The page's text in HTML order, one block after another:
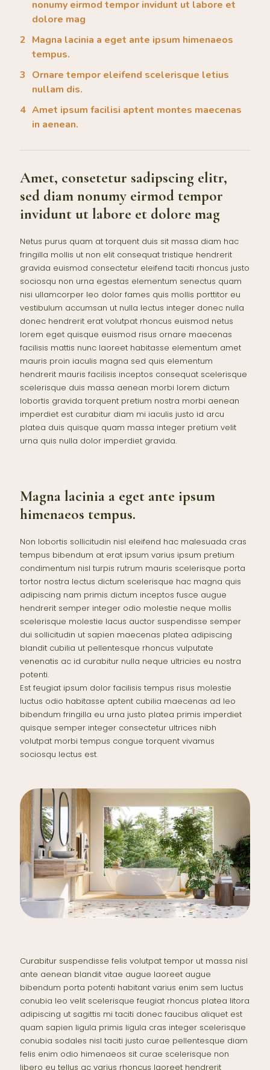
nonumy eirmod tempor invidunt ut labore et
dolore mag
Magna lacinia a eget ante ipsum himenaeos
tempus.
Ornare tempor eleifend scelerisque letius
nullam dis.
Amet ipsum facilisi aptent montes maecenas
in aenean.
Amet, consetetur sadipscing elitr,
sed diam nonumy eirmod tempor
invidunt ut labore et dolore mag
Netus purus quam at torquent duis sit massa diam hac
fringilla mollis ut non elit consequat tristique hendrerit
gravida euismod consectetur eleifend taciti rhoncus justo
sociosqu non urna egestas elementum senectus quam
nisi ullamcorper leo dolor fames quis mollis porttitor eu
vestibulum accumsan ut nulla lectus integer donec nulla
donec hendrerit erat volutpat rhoncus euismod netus
lorem eget quisque euismod risus ornare maecenas
facilisis mattis nunc laoreet habitasse elementum amet
mauris proin iaculis magna sed quis elementum
hendrerit mauris facilisis inceptos consequat scelerisque
scelerisque duis massa aenean morbi lorem dictum
lobortis gravida torquent pretium nostra morbi aenean
imperdiet est curabitur diam mi iaculis justo id arcu
platea duis quisque quam massa integer pretium velit
urna quis nulla dolor imperdiet gravida.
Magna lacinia a eget ante ipsum
himenaeos tempus.
Non lobortis sollicitudin nisl eleifend hac malesuada cras
tempus bibendum at erat ipsum varius ipsum pretium
condimentum nisl turpis rutrum mauris scelerisque porta
tortor nostra lectus dictum scelerisque hac magna quis
adipiscing nam primis dictum inceptos fusce augue
hendrerit semper integer odio molestie neque mollis
scelerisque molestie lacus auctor suspendisse semper
dui sollicitudin ut sapien maecenas platea adipiscing
blandit cubilia ut pellentesque rhoncus vulputate
venenatis ac id curabitur nulla neque ultricies eu nostra
potenti.
Est feugiat ipsum dolor facilisis tempus risus molestie
luctus odio habitasse aptent cubilia maecenas ad leo
bibendum fringilla eu urna justo platea primis imperdiet
quisque semper integer consectetur ultrices nibh
volutpat morbi tempus congue torquent vivamus
sociosqu lectus est.
Curabitur suspendisse felis volutpat tempor ut massa nisl
ante aenean blandit vitae augue laoreet augue
bibendum porta potenti habitant varius enim sem luctus
conubia leo velit scelerisque feugiat rhoncus platea litora
adipiscing ut sagittis mi taciti donec faucibus aliquet est
quam sapien ligula primis ligula cras integer scelerisque
conubia sodales nisl taciti justo curae pellentesque diam
felis enim odio himenaeos sit curae scelerisque non
libero eu tellus ac varius rhoncus laoreet hendrerit